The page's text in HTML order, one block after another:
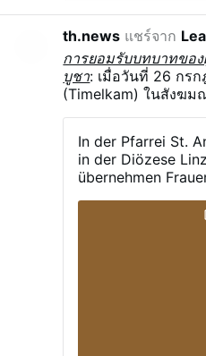
die Schikanen
Sie bezogen sich
von mehreren
fadenscheinigen
wurden. Das
Christen vor, an
Dschihadisten
sein. Christian
über den Fall
betont, dass eine
Aussicht gestellt
heutigen Tag
th.news แชร์จาก
การยอมรับบทบาทขอ
บูชา: เมื่อวันที่ 26 กร
(Timelkam) ในสังฆม
จากหน้าเฟซบุ๊กของวั
ปัจจุบันในสังฆมณฑลที่
อภิบาลหญิง ซึ่งสวมเ
ได้ปฏิบัติหน้าที่ในพิธี
วจนะและที่แท่นบูชา
In der Pfarrei St.
in der Diözese
übernehmen
Aufgaben,